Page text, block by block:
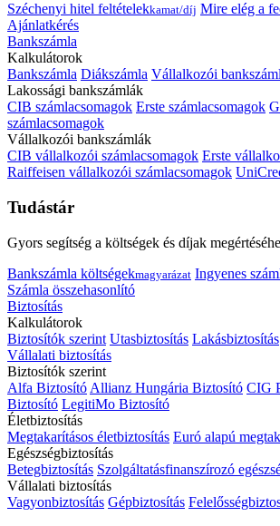
Széchenyi hitel feltételekkamat/díj Mire elég a
Ajánlatkérés
Bankszámla
Kalkulátorok
Bankszámla Diákszámla Vállalkozói
Lakossági bankszámlák
CIB számlacsomagok Erste számlacsomagok
számlacsomagok
Vállalkozói bankszámlák
CIB vállalkozói számlacsomagok Erste
Raiffeisen vállalkozói számlacsomagok
Tudástár
Gyors segítség a költségek és díjak
Bankszámla költségekmagyarázat Ingyenes
Számla összehasonlító
Biztosítás
Kalkulátorok
Biztosítók szerint Utasbiztosítás Lakásbiztosítás
Vállalati biztosítás
Biztosítók szerint
Alfa Biztosító Allianz Hungária Biztosító CIG
Biztosító LegitiMo Biztosító
Életbiztosítás
Megtakarításos életbiztosítás Euró alapú
Egészségbiztosítás
Betegbiztosítás Szolgáltatásfinanszírozó
Vállalati biztosítás
Vagyonbiztosítás Gépbiztosítás